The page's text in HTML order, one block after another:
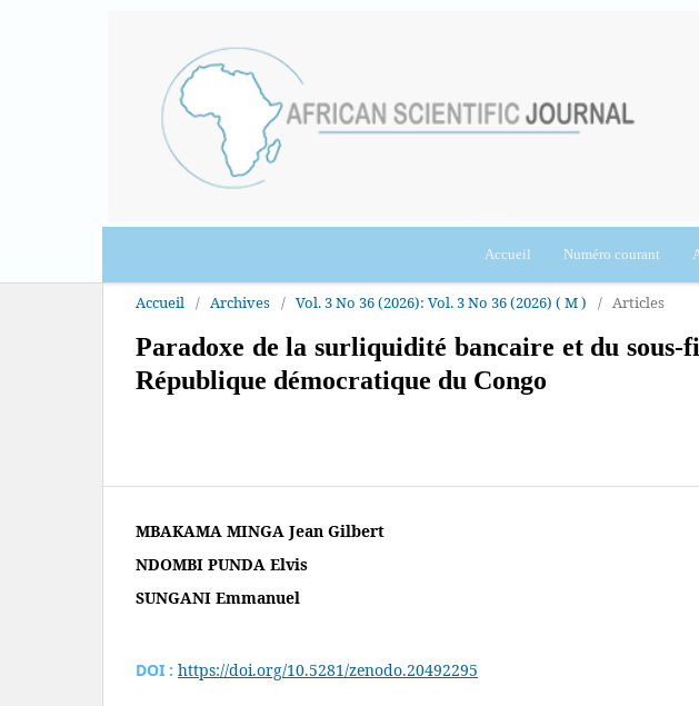
Accueil Numéro courant
Accueil / Archives / Vol. 3 No 36 (2026): Vol. 3 No 36 (2026) ( M ) / Articles
Paradoxe de la surliquidité bancaire et du sous-
République démocratique du Congo
MBAKAMA MINGA Jean Gilbert
NDOMBI PUNDA Elvis
SUNGANI Emmanuel
DOI : https://doi.org/10.5281/zenodo.20492295